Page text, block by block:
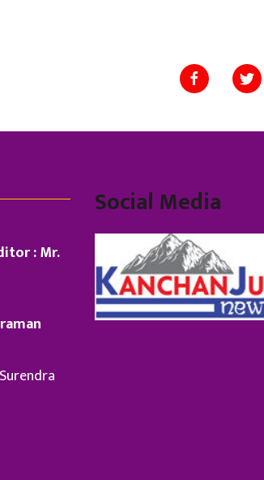
: Mr.
Social Media